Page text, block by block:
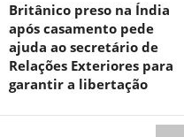
Britânico preso na Índia
após casamento pede
ajuda ao secretário de
Relações Exteriores para
garantir a libertação